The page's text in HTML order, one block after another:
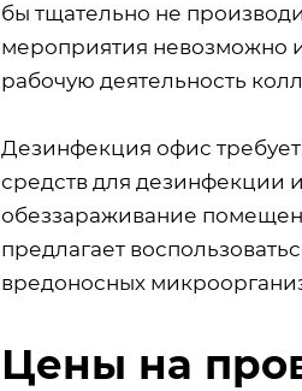
бы тщательно не
мероприятия невозможно
рабочую деятельность
Дезинфекция офис
средств для дезинфекции
обеззараживание
предлагает
вредоносных
Цены на